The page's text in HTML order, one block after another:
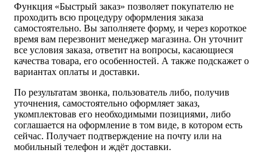
Функция «Быстрый заказ» позволяет покупателю не
проходить всю процедуру оформления заказа
самостоятельно. Вы заполняете форму, и через короткое
время вам перезвонит менеджер магазина. Он уточнит
все условия заказа, ответит на вопросы, касающиеся
качества товара, его особенностей. А также подскажет о
вариантах оплаты и доставки.
По результатам звонка, пользователь либо, получив
уточнения, самостоятельно оформляет заказ,
укомплектовав его необходимыми позициями, либо
соглашается на оформление в том виде, в котором есть
сейчас. Получает подтверждение на почту или на
мобильный телефон и ждёт доставки.